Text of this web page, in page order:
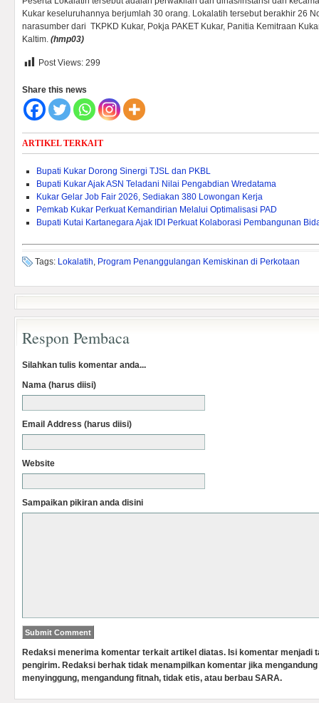
Kukar keseluruhannya berjumlah 30 orang. Lokalatih tersebut berakhir 26
narasumber dari TKPKD Kukar, Pokja PAKET Kukar, Panitia Kemitraan
Kaltim. (hmp03)
Post Views: 299
Share this news
ARTIKEL TERKAIT
Bupati Kukar Dorong Sinergi TJSL dan PKBL
Bupati Kukar Ajak ASN Teladani Nilai Pengabdian Wredatama
Kukar Gelar Job Fair 2026, Sediakan 380 Lowongan Kerja
Pemkab Kukar Perkuat Kemandirian Melalui Optimalisasi PAD ‎
Bupati Kutai Kartanegara Ajak IDI Perkuat Kolaborasi Pembangunan
Tags: Lokalatih, Program Penanggulangan Kemiskinan di Perkotaan
Respon Pembaca
Silahkan tulis komentar anda...
Nama (harus diisi)
Email Address (harus diisi)
Website
Sampaikan pikiran anda disini
Redaksi menerima komentar terkait artikel diatas. Isi komentar menjadi
pengirim. Redaksi berhak tidak menampilkan komentar jika
menyinggung, mengandung fitnah, tidak etis, atau berbau SARA.